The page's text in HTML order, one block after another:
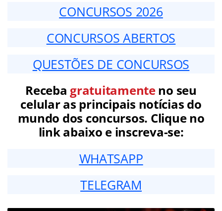
CONCURSOS 2026
CONCURSOS ABERTOS
QUESTÕES DE CONCURSOS
Receba gratuitamenteno seu
celular as principais notícias do
mundo dos concursos. Clique no
link abaixo e inscreva-se:
WHATSAPP
TELEGRAM